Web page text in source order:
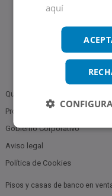
Quiénes somos
Profesionales
Gobierno Corporativo
Aviso legal
Política de Cookies
Pisos y casas de banco en
aquí